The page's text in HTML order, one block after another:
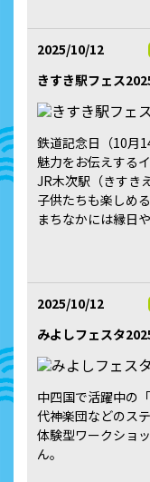
2025/10/12
きすき駅フェス
鉄道記念日（10月
魅力をお伝えする
JR木次駅（きすき
子供たちも楽しめ
まちなかには縁日
2025/10/12
みよしフェスタ
中四国で活躍中の
代神楽団などのス
体験型ワークショ
ん。